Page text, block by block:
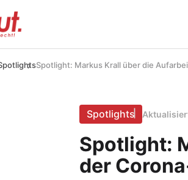
Spotlight: Markus Krall über die
Spotlights
Spotlight:
der